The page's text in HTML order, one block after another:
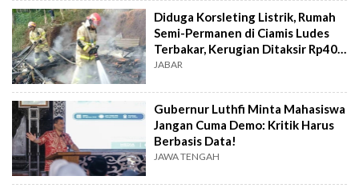
Diduga Korsleting Listrik, Rumah
Semi-Permanen di Ciamis Ludes
Terbakar, Kerugian Ditaksir Rp40
Juta
JABAR
Gubernur Luthfi Minta Mahasiswa
Jangan Cuma Demo: Kritik Harus
Berbasis Data!
JAWA TENGAH